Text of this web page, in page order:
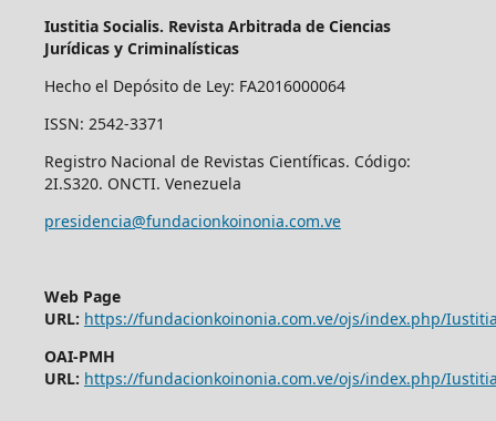
Iustitia Socialis. Revista Arbitrada de Ciencias
Jurídicas y Criminalísticas
Hecho el Depósito de Ley: FA2016000064
ISSN: 2542-3371
Registro Nacional de Revistas Científicas. Código:
2I.S320. ONCTI. Venezuela
presidencia@fundacionkoinonia.com.ve
Web Page
URL: https://fundacionkoinonia.com.ve/ojs/index.php/
OAI-PMH
URL: https://fundacionkoinonia.com.ve/ojs/index.php/